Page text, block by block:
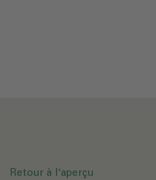
Retour à l'aperçu